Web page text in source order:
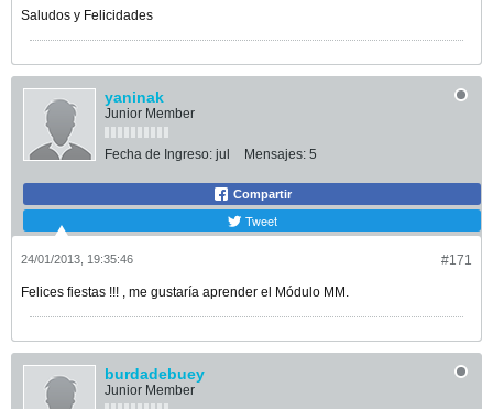
Saludos y Felicidades
yaninak
Junior Member
Fecha de Ingreso: jul Mensajes: 5
Compartir
Tweet
#171
24/01/2013, 19:35:46
Felices fiestas !!! , me gustaría aprender el Módulo MM.
burdadebuey
Junior Member